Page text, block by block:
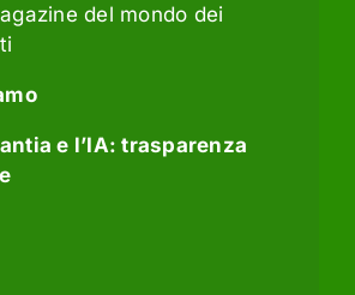
del mondo dei
e l’IA: trasparenza